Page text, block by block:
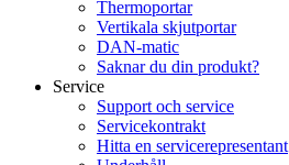
Thermoportar
Vertikala skjutportar
DAN-matic
Saknar du din produkt?
Service
Support och service
Servicekontrakt
Hitta en servicerepresentant